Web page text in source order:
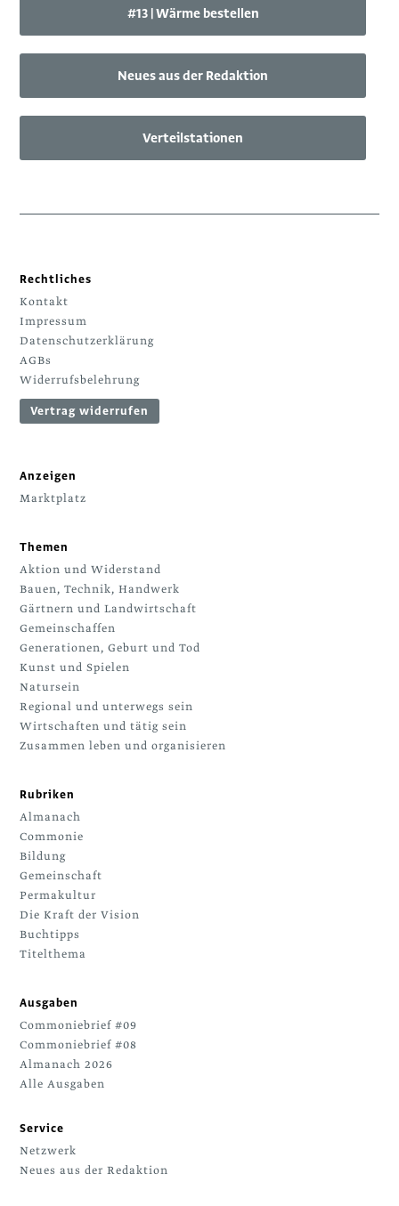
#13 | Wärme bestellen
Neues aus der Redaktion
Verteilstationen
Rechtliches
Kontakt
Impressum
Datenschutzerklärung
AGBs
Widerrufsbelehrung
Vertrag widerrufen
Anzeigen
Marktplatz
Themen
Aktion und Widerstand
Bauen, Technik, Handwerk
Gärtnern und Landwirtschaft
Gemeinschaffen
Generationen, Geburt und Tod
Kunst und Spielen
Natursein
Regional und unterwegs sein
Wirtschaften und tätig sein
Zusammen leben und organisieren
Rubriken
Almanach
Commonie
Bildung
Gemeinschaft
Permakultur
Die Kraft der Vision
Buchtipps
Titelthema
Ausgaben
Commoniebrief #09
Commoniebrief #08
Almanach 2026
Alle Ausgaben
Service
Netzwerk
Neues aus der Redaktion